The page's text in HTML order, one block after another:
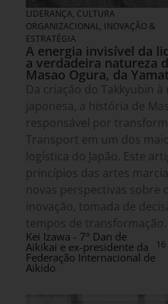
LIDERANÇA, CULTURA
ORGANIZACIONAL, INOVAÇÃO &
ESTRATÉGIA
A energia invisível da
a verdadeira natureza
Masao Ogura, da
Da criação do Takkyubin
japonesa, a história de
responsável por
Transport em um dos
logística do Japão. Este
princípios das artes
novas perspectivas sobre
inovação, tomada de
tempos de transformação.
Kei Izawa - 7º Dan de
Aikikai e ex-presidente da
Federação Internacional de
Aikido
16